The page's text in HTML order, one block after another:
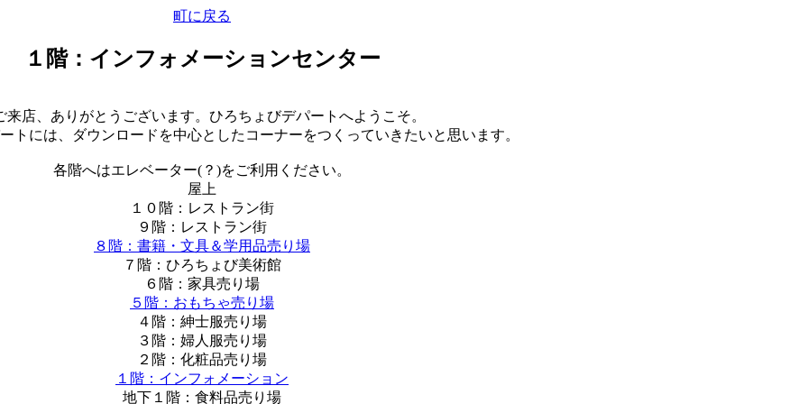
町に戻る
１階：インフォメーションセンター
店、ありがとうございます。ひろちょびデパートへようこそ。
トには、ダウンロードを中心としたコーナーをつくっていきたいと思います。
各階へはエレベーター(？)をご利用ください。
屋上
１０階：レストラン街
９階：レストラン街
８階：書籍・文具＆学用品売り場
７階：ひろちょび美術館
６階：家具売り場
５階：おもちゃ売り場
４階：紳士服売り場
３階：婦人服売り場
２階：化粧品売り場
１階：インフォメーション
地下１階：食料品売り場